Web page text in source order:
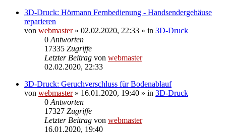
3D-Druck: Hörmann Fernbedienung - Handsendergehäuse
reparieren
von webmaster» 02.02.2020, 22:33 » in 3D-Druck
0 Antworten
17335 Zugriffe
Letzter Beitrag von webmaster
02.02.2020, 22:33
3D-Druck: Geruchverschluss für Bodenablauf
von webmaster» 16.01.2020, 19:40 » in 3D-Druck
0 Antworten
17327 Zugriffe
Letzter Beitrag von webmaster
16.01.2020, 19:40